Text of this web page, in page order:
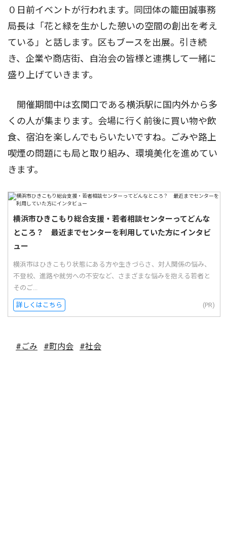
０日前イベントが行われます。同団体の籠田誠事務
局長は「花と緑を生かした憩いの空間の創出を考え
ている」と話します。区もブースを出展。引き続
き、企業や商店街、自治会の皆様と連携して一緒に
盛り上げていきます。
開催期間中は玄関口である横浜駅に国内外から多
くの人が集まります。会場に行く前後に買い物や飲
食、宿泊を楽しんでもらいたいですね。ごみや路上
喫煙の問題にも局と取り組み、環境美化を進めてい
きます。
横浜市ひきこもり総合支援・若者相談センターってどんな
ところ？ 最近までセンターを利用していた方にインタビ
ュー
横浜市はひきこもり状態にある方や生きづらさ、対人関係の悩み、
不登校、進路や就労への不安など、さまざまな悩みを抱える若者と
そのご...
詳しくはこちら (PR)
#ごみ #町内会 #社会